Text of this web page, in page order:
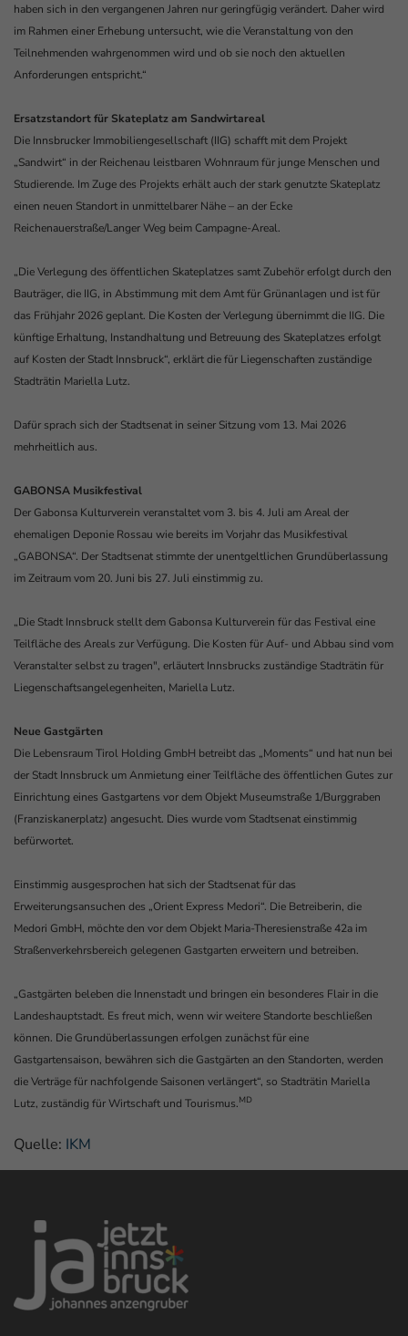
haben sich in den vergangenen Jahren nur geringfügig verändert. Daher wird
im Rahmen einer Erhebung untersucht, wie die Veranstaltung von den
Teilnehmenden wahrgenommen wird und ob sie noch den aktuellen
Anforderungen entspricht.“
Ersatzstandort für Skateplatz am Sandwirtareal
Die Innsbrucker Immobiliengesellschaft (IIG) schafft mit dem Projekt
„Sandwirt“ in der Reichenau leistbaren Wohnraum für junge Menschen und
Studierende. Im Zuge des Projekts erhält auch der stark genutzte Skateplatz
einen neuen Standort in unmittelbarer Nähe – an der Ecke
Reichenauerstraße/Langer Weg beim Campagne-Areal.
„Die Verlegung des öffentlichen Skateplatzes samt Zubehör erfolgt durch den
Bauträger, die IIG, in Abstimmung mit dem Amt für Grünanlagen und ist für
das Frühjahr 2026 geplant. Die Kosten der Verlegung übernimmt die IIG. Die
künftige Erhaltung, Instandhaltung und Betreuung des Skateplatzes erfolgt
auf Kosten der Stadt Innsbruck“, erklärt die für Liegenschaften zuständige
Stadträtin Mariella Lutz.
Dafür sprach sich der Stadtsenat in seiner Sitzung vom 13. Mai 2026
mehrheitlich aus.
GABONSA Musikfestival
Der Gabonsa Kulturverein veranstaltet vom 3. bis 4. Juli am Areal der
ehemaligen Deponie Rossau wie bereits im Vorjahr das Musikfestival
„GABONSA“. Der Stadtsenat stimmte der unentgeltlichen Grundüberlassung
im Zeitraum vom 20. Juni bis 27. Juli einstimmig zu.
„Die Stadt Innsbruck stellt dem Gabonsa Kulturverein für das Festival eine
Teilfläche des Areals zur Verfügung. Die Kosten für Auf- und Abbau sind vom
Veranstalter selbst zu tragen", erläutert Innsbrucks zuständige Stadträtin für
Liegenschaftsangelegenheiten, Mariella Lutz.
Neue Gastgärten
Die Lebensraum Tirol Holding GmbH betreibt das „Moments“ und hat nun bei
der Stadt Innsbruck um Anmietung einer Teilfläche des öffentlichen Gutes zur
Einrichtung eines Gastgartens vor dem Objekt Museumstraße 1/Burggraben
(Franziskanerplatz) angesucht. Dies wurde vom Stadtsenat einstimmig
befürwortet.
Einstimmig ausgesprochen hat sich der Stadtsenat für das
Erweiterungsansuchen des „Orient Express Medori“. Die Betreiberin, die
Medori GmbH, möchte den vor dem Objekt Maria-Theresienstraße 42a im
Straßenverkehrsbereich gelegenen Gastgarten erweitern und betreiben.
„Gastgärten beleben die Innenstadt und bringen ein besonderes Flair in die
Landeshauptstadt. Es freut mich, wenn wir weitere Standorte beschließen
können. Die Grundüberlassungen erfolgen zunächst für eine
Gastgartensaison, bewähren sich die Gastgärten an den Standorten, werden
die Verträge für nachfolgende Saisonen verlängert“, so Stadträtin Mariella
Lutz, zuständig für Wirtschaft und Tourismus.MD
Quelle: IKM